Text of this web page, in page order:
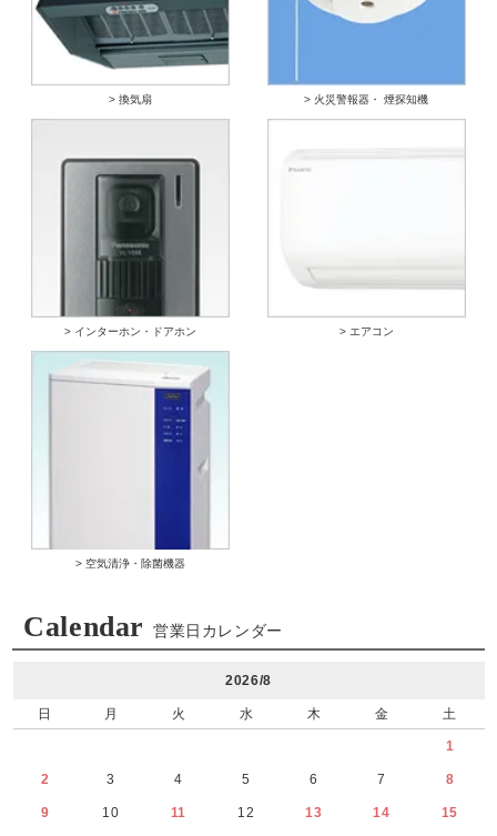
> 換気扇 > 火災警報器・ 煙探知機
> インターホン・ドアホン > エアコン
> 空気清浄・除菌機器
Calendar 営業日カレンダー
2026/8
日 月 火 水 木 金 土
1
2 3 4 5 6 7 8
9 10 11 12 13 14 15